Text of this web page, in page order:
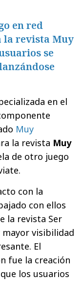
en red
la revista Muy
se
en el
 Muy
la revista Muy
de otro juego
con la
con ellos
la revista Ser
mayor visibilidad
El
fue la creación
los usuarios